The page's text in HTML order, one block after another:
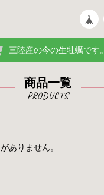
三陸産の今の生牡蠣です。
商品一覧
ありません。